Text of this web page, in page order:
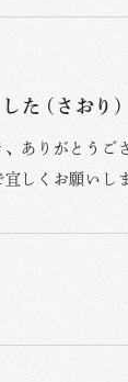
た (さおり)
ありがとうご
しくお願いし